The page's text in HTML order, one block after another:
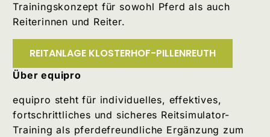
Trainingskonzept für sowohl Pferd als auch
Reiterinnen und Reiter.
REITANLAGE KLOSTERHOF-PILLENREUTH
Über equipro
equipro steht für individuelles, effektives,
fortschrittliches und sicheres Reitsimulator-
Training als pferdefreundliche Ergänzung zum